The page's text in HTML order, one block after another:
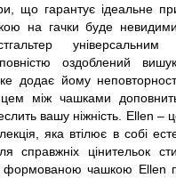
що гарантує ідеальне
на гачки буде
оздоблений
додає йому
між чашками
вашу ніжність. Ellen –
яка втілює в собі
справжніх цінительок
формованою чашкою Ellen